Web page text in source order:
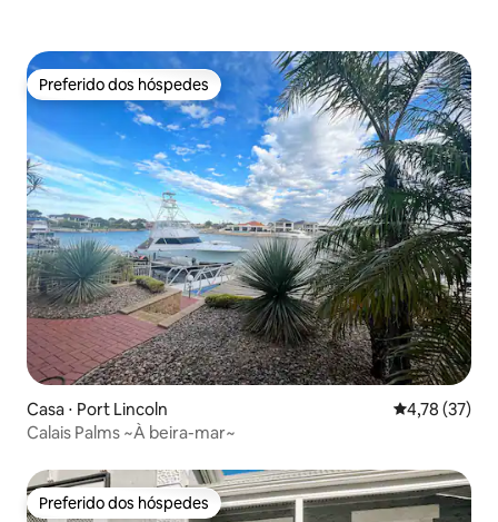
Preferido dos hóspedes
Preferido dos hóspedes
Casa ⋅ Port Lincoln 4,78 de uma
4,78 (37)
Calais Palms ~À beira-mar~
Preferido dos hóspedes
Preferido dos hóspedes